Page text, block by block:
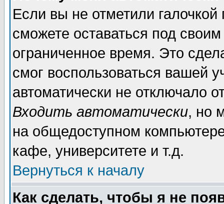
Если вы не отметили галочкой
сможете оставаться под
ограниченное время. Это
смог воспользоваться вашей
автоматически не отключало
Входить автоматически, но
на общедоступном
кафе, университете и т.д.
Вернуться к началу
Как сделать, чтобы я не